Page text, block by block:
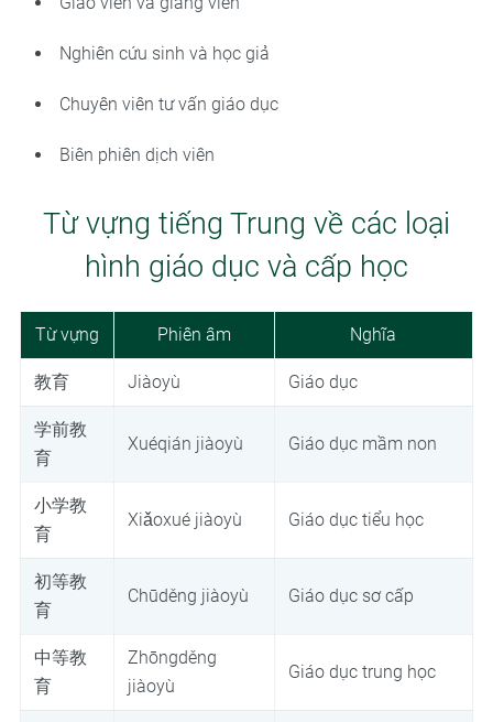
Nghiên cứu sinh và học giả
Chuyên viên tư vấn giáo dục
Biên phiên dịch viên
Từ vựng tiếng Trung về các loại
hình giáo dục và cấp học
Từ vựng Phiên âm Nghĩa
教育 Jiàoyù Giáo dục
学前教
育
Xuéqián jiàoyù Giáo dục mầm non
小学教
育
Xiǎoxué jiàoyù Giáo dục tiểu học
初等教
育
Chūděng jiàoyù Giáo dục sơ cấp
中等教
育
Zhōngděng
jiàoyù
Giáo dục trung học